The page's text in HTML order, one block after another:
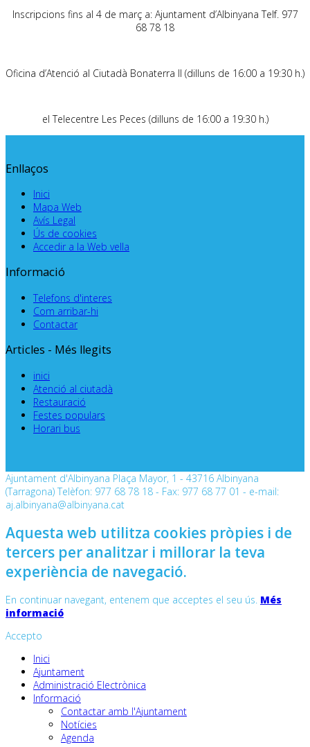
Inscripcions fins al 4 de març a: Ajuntament d’Albinyana Telf. 977
68 78 18
Oficina d’Atenció al Ciutadà Bonaterra II (dilluns de 16:00 a 19:30 h.)
el Telecentre Les Peces (dilluns de 16:00 a 19:30 h.)
Enllaços
Inici
Mapa Web
Avís Legal
Ús de cookies
Accedir a la Web vella
Informació
Telefons d'interes
Com arribar-hi
Contactar
Articles - Més llegits
inici
Atenció al ciutadà
Restauració
Festes populars
Horari bus
Ajuntament d'Albinyana Plaça Mayor, 1 - 43716 Albinyana
(Tarragona) Telèfon: 977 68 78 18 - Fax: 977 68 77 01 - e-mail:
aj.albinyana@albinyana.cat
Aquesta web utilitza cookies pròpies i de
tercers per analitzar i millorar la teva
experiència de navegació.
En continuar navegant, entenem que acceptes el seu ús. Més
informació
Accepto
Inici
Ajuntament
Administració Electrònica
Informació
Contactar amb l'Ajuntament
Notícies
Agenda